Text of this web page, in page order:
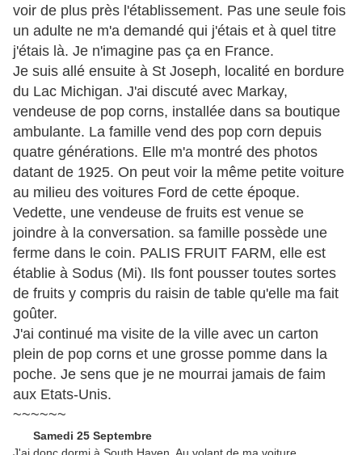
voir de plus près l'établissement. Pas une seule fois
un adulte ne m'a demandé qui j'étais et à quel titre
j'étais là. Je n'imagine pas ça en France.
Je suis allé ensuite à St Joseph, localité en bordure
du Lac Michigan. J'ai discuté avec Markay,
vendeuse de pop corns, installée dans sa boutique
ambulante. La famille vend des pop corn depuis
quatre générations. Elle m'a montré des photos
datant de 1925. On peut voir la même petite voiture
au milieu des voitures Ford de cette époque.
Vedette, une vendeuse de fruits est venue se
joindre à la conversation. sa famille possède une
ferme dans le coin. PALIS FRUIT FARM, elle est
établie à Sodus (Mi). Ils font pousser toutes sortes
de fruits y compris du raisin de table qu'elle ma fait
goûter.
J'ai continué ma visite de la ville avec un carton
plein de pop corns et une grosse pomme dans la
poche. Je sens que je ne mourrai jamais de faim
aux Etats-Unis.
~~~~~~
Samedi 25 Septembre